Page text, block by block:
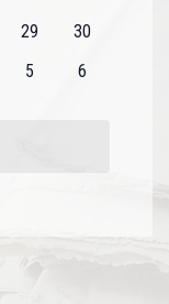
0
29
0
30
0
5
0
6